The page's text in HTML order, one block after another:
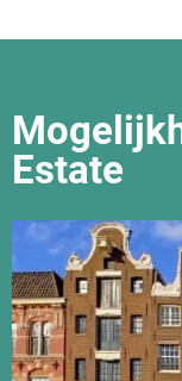
Estate